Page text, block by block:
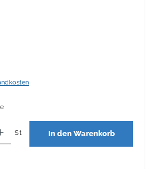
St In den Warenkorb